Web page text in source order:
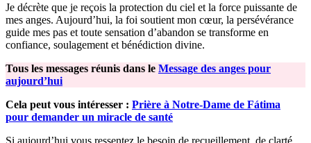
Je décrète que je reçois la protection du ciel et la force puissante de
mes anges. Aujourd’hui, la foi soutient mon cœur, la persévérance
guide mes pas et toute sensation d’abandon se transforme en
confiance, soulagement et bénédiction divine.
Tous les messages réunis dans le Message des anges pour
aujourd’hui
Cela peut vous intéresser : Prière à Notre-Dame de Fátima
pour demander un miracle de santé
Si aujourd’hui vous ressentez le besoin de recueillement, de clarté